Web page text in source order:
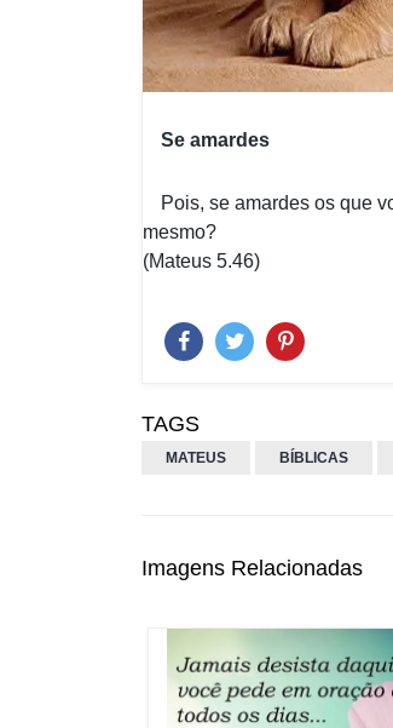
Se amardes
Pois, se amardes os que
mesmo?
(Mateus 5.46)
TAGS
MATEUS BÍBLICAS
Imagens Relacionadas